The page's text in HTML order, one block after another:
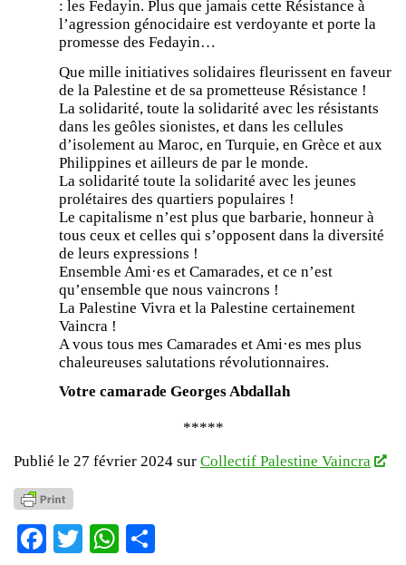
: les Fedayin. Plus que jamais cette Résistance à
l’agression génocidaire est verdoyante et porte la
promesse des Fedayin…
Que mille initiatives solidaires fleurissent en faveur
de la Palestine et de sa prometteuse Résistance !
La solidarité, toute la solidarité avec les résistants
dans les geôles sionistes, et dans les cellules
d’isolement au Maroc, en Turquie, en Grèce et aux
Philippines et ailleurs de par le monde.
La solidarité toute la solidarité avec les jeunes
prolétaires des quartiers populaires !
Le capitalisme n’est plus que barbarie, honneur à
tous ceux et celles qui s’opposent dans la diversité
de leurs expressions !
Ensemble Ami·es et Camarades, et ce n’est
qu’ensemble que nous vaincrons !
La Palestine Vivra et la Palestine certainement
Vaincra !
A vous tous mes Camarades et Ami·es mes plus
chaleureuses salutations révolutionnaires.
Votre camarade Georges Abdallah
*****
Publié le 27 février 2024 sur Collectif Palestine Vaincra
Facebook
TwitterWhatsApp